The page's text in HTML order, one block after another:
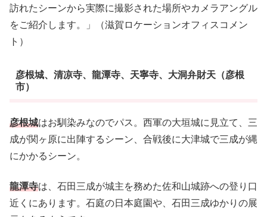
訪れたシーンから実際に撮影された場所やカメラアングル
をご紹介します。」（滋賀ロケーションオフィスコメン
ト）
彦根城、清凉寺、龍潭寺、天寧寺、大洞弁財天（彦根
市）
彦根城はお馴染みなのでパス。西軍の大垣城に見立て、三
成が関ヶ原に出陣するシーン、合戦後に大津城で三成が縄
にかかるシーン。
龍潭寺は、石田三成が城主を務めた佐和山城跡への登り口
近くにあります。石庭の日本庭園や、石田三成ゆかりの展